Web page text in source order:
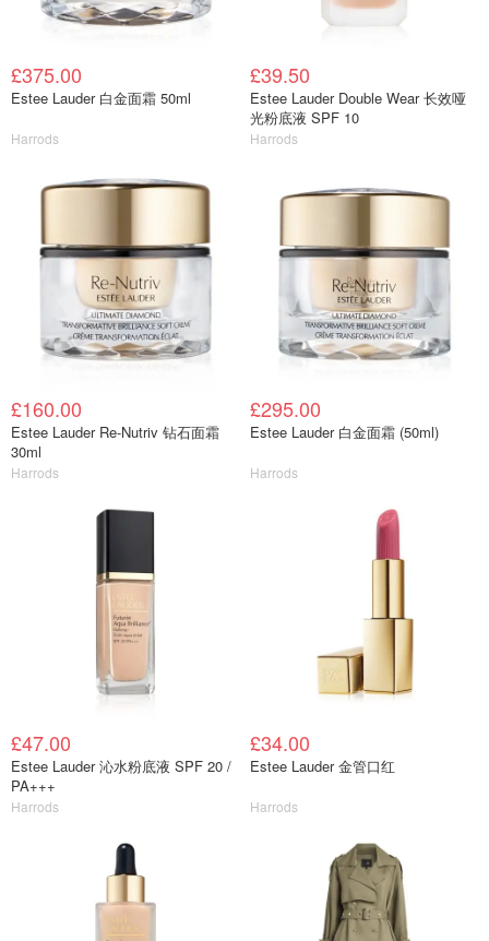
£375.00
Estee Lauder 白金面霜 50ml
Harrods
£39.50
Estee Lauder Double Wear 长效哑
光粉底液 SPF 10
Harrods
£160.00
Estee Lauder Re-Nutriv 钻石面霜
30ml
Harrods
£295.00
Estee Lauder 白金面霜 (50ml)
Harrods
£47.00
Estee Lauder 沁水粉底液 SPF 20 /
PA+++
Harrods
£34.00
Estee Lauder 金管口红
Harrods